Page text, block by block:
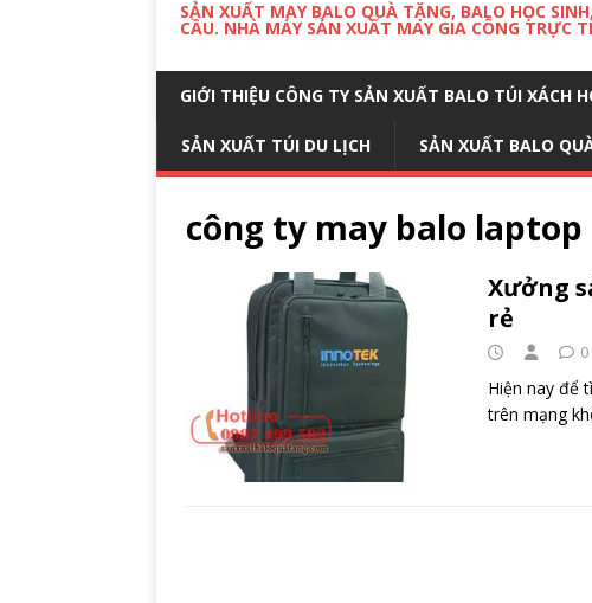
SẢN XUẤT MAY BALO QUÀ TẶNG, BALO HỌC
CẦU. NHÀ MÁY SẢN XUẤT MAY GIA CÔNG TRỰC
GIỚI THIỆU CÔNG TY SẢN XUẤT BALO TÚI XÁCH
SẢN XUẤT TÚI DU LỊCH SẢN XUẤT BALO
công ty may balo laptop
Xưởng
rẻ
0
Hiện nay để
trên mạng